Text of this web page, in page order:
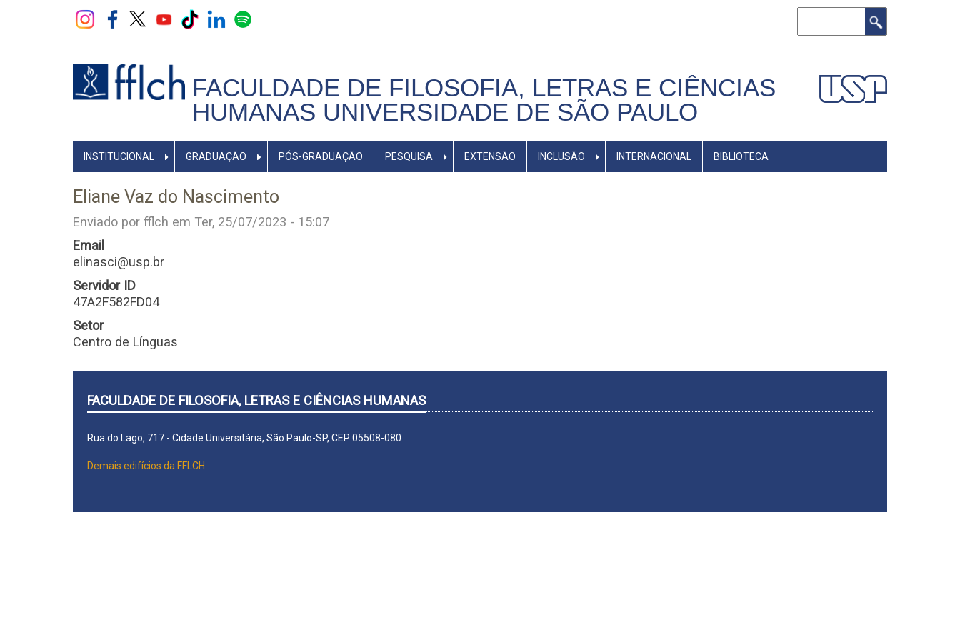
FACULDADE DE FILOSOFIA, LETRAS E CIÊNCIAS
HUMANAS UNIVERSIDADE DE SÃO PAULO
NAVEGADOR
PRINCIPAL
INSTITUCIONAL GRADUAÇÃO PÓS-GRADUAÇÃO PESQUISA EXTENSÃO INCLUSÃO INTERNACIONAL BIBLIOTECA
Eliane Vaz do Nascimento
Enviado por fflch em Ter, 25/07/2023 - 15:07
Email
elinasci@usp.br
Servidor ID
47A2F582FD04
Setor
Centro de Línguas
FACULDADE DE FILOSOFIA, LETRAS E CIÊNCIAS HUMANAS
Rua do Lago, 717 - Cidade Universitária, São Paulo-SP, CEP 05508-080
Demais edifícios da FFLCH